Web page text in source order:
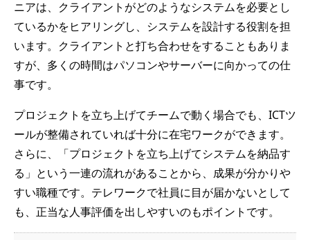
ニアは、クライアントがどのようなシステムを必要とし
ているかをヒアリングし、システムを設計する役割を担
います。クライアントと打ち合わせをすることもありま
すが、多くの時間はパソコンやサーバーに向かっての仕
事です。
プロジェクトを立ち上げてチームで動く場合でも、ICTツ
ールが整備されていれば十分に在宅ワークができます。
さらに、「プロジェクトを立ち上げてシステムを納品す
る」という一連の流れがあることから、成果が分かりや
すい職種です。テレワークで社員に目が届かないとして
も、正当な人事評価を出しやすいのもポイントです。